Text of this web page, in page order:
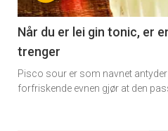
2
Når du er lei gin tonic, er
trenger
Pisco sour er som navnet
forfriskende evnen gjør at den